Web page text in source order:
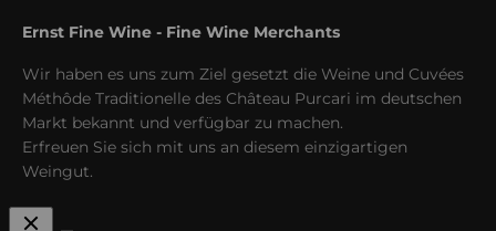
Ernst Fine Wine - Fine Wine Merchants
Wir haben es uns zum Ziel gesetzt die Weine und Cuvées
Méthôde Traditionelle des Château Purcari im deutschen
Markt bekannt und verfügbar zu machen.
Erfreuen Sie sich mit uns an diesem einzigartigen
Weingut.